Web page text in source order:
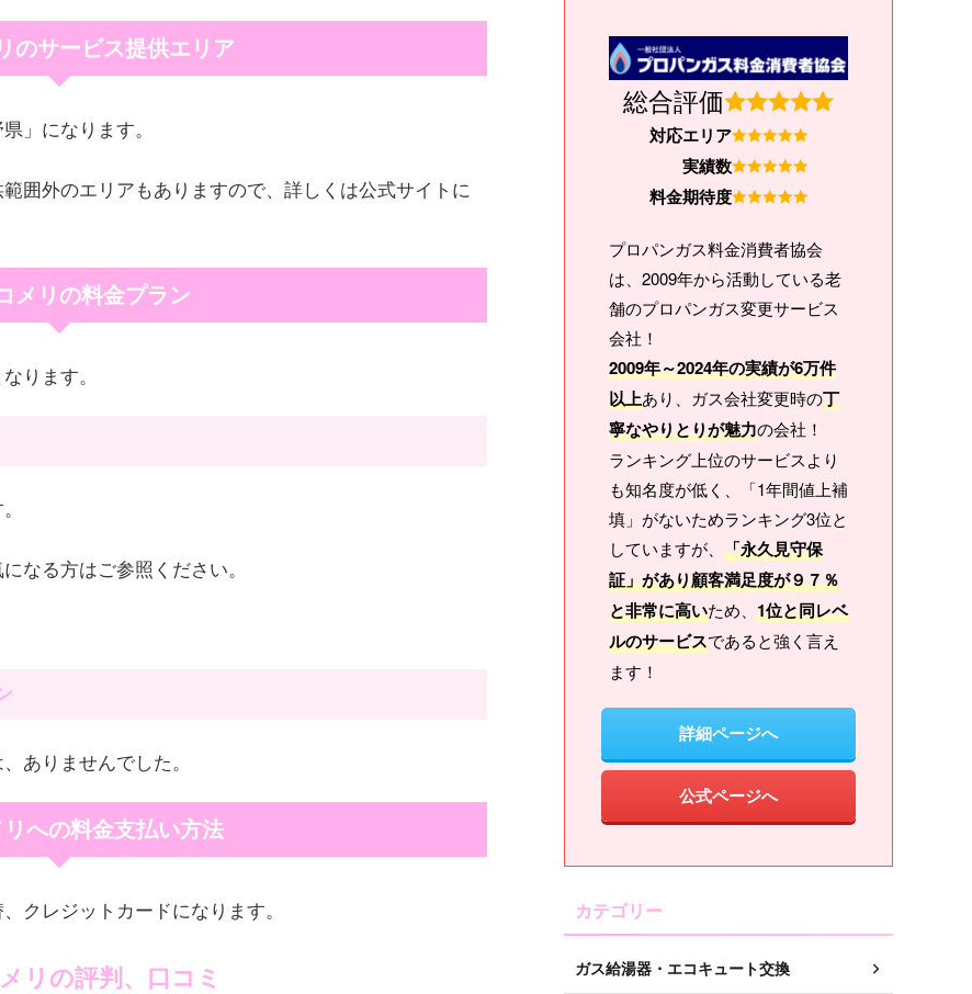
のサービス提供エリア
」になります。
囲外のエリアもありますので、詳しくは公式サイトに
メリの料金プラン
ります。
なる方はご参照ください。
ありませんでした。
への料金支払い方法
クレジットカードになります。
リの評判、口コミ
総合評価
対応エリア
実績数
料金期待度
プロパンガス料金消費者協会
は、2009年から活動している老
舗のプロパンガス変更サービス
会社！
2009年～2024年の実績が6万件
以上あり、ガス会社変更時の丁
寧なやりとりが魅力の会社！
ランキング上位のサービスより
も知名度が低く、「1年間値上補
填」がないためランキング3位と
していますが、 「永久見守保
証」があり顧客満足度が９７％
と非常に高いため、 1位と同レベ
ルのサービスであると強く言え
ます！
詳細ページへ
公式ページへ
カテゴリー
ガス給湯器・エコキュート交換